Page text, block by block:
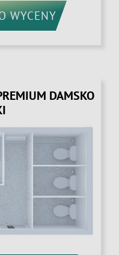
WYCENY
DAMSKO